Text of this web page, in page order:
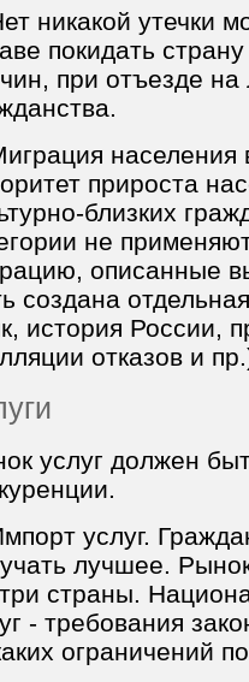
никакой утечки
покидать
при отъезде
населения
прироста
близких
не
описанные
создана
история России,
отказов и
услуг должен
услуг.
лучшее.
страны.
- требования
ограничений